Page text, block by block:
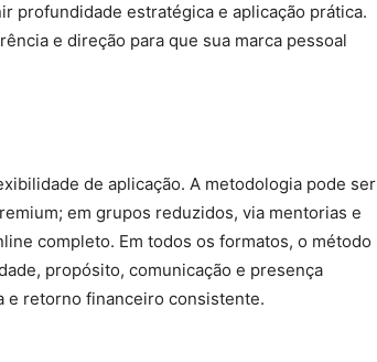
profundidade estratégica e aplicação prática.
e direção para que sua marca pessoal
de aplicação. A metodologia pode ser
em grupos reduzidos, via mentorias e
completo. Em todos os formatos, o método
propósito, comunicação e presença
retorno financeiro consistente.